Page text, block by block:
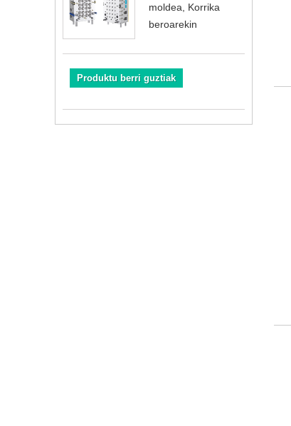
moldea, Korrika
beroarekin
Produktu berri guztiak